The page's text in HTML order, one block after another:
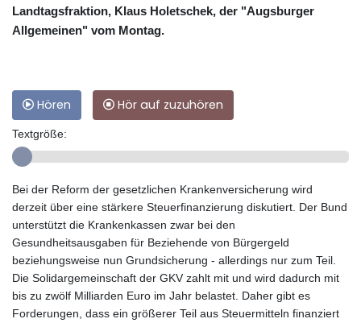
Landtagsfraktion, Klaus Holetschek, der "Augsburger
Allgemeinen" vom Montag.
Hören Hör auf zuzuhören
Textgröße:
Bei der Reform der gesetzlichen Krankenversicherung wird
derzeit über eine stärkere Steuerfinanzierung diskutiert. Der Bund
unterstützt die Krankenkassen zwar bei den
Gesundheitsausgaben für Beziehende von Bürgergeld
beziehungsweise nun Grundsicherung - allerdings nur zum Teil.
Die Solidargemeinschaft der GKV zahlt mit und wird dadurch mit
bis zu zwölf Milliarden Euro im Jahr belastet. Daher gibt es
Forderungen, dass ein größerer Teil aus Steuermitteln finanziert